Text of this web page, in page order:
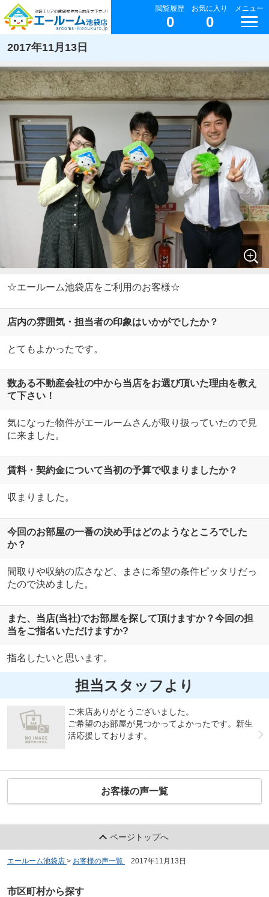
閲覧履歴
0
お気に入り
0
メニュー
2017年11月13日
☆エールーム池袋店をご利用のお客様☆
店内の雰囲気・担当者の印象はいかがでしたか？
とてもよかったです。
数ある不動産会社の中から当店をお選び頂いた理由を教え
て下さい！
気になった物件がエールームさんが取り扱っていたので見
に来ました。
賃料・契約金について当初の予算で収まりましたか？
収まりました。
今回のお部屋の一番の決め手はどのようなところでした
か？
間取りや収納の広さなど、まさに希望の条件ピッタリだっ
たので決めました。
また、当店(当社)でお部屋を探して頂けますか？今回の担
当をご指名いただけますか?
指名したいと思います。
担当スタッフより
ご来店ありがとうございました。
ご希望のお部屋が見つかってよかったです。新生
活応援しております。
お客様の声一覧
ページトップへ
エールーム池袋店 > お客様の声一覧 2017年11月13日
市区町村から探す